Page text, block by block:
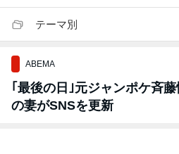
テーマ別
ABEMA
｢最後の日｣元ジャンポケ斉
の妻がSNSを更新